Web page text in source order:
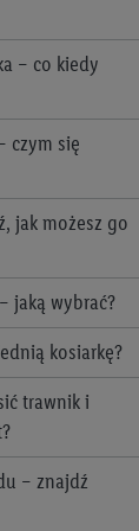
– co kiedy
czym się
jak możesz go
jaką wybrać?
kosiarkę?
trawnik i
– znajdź